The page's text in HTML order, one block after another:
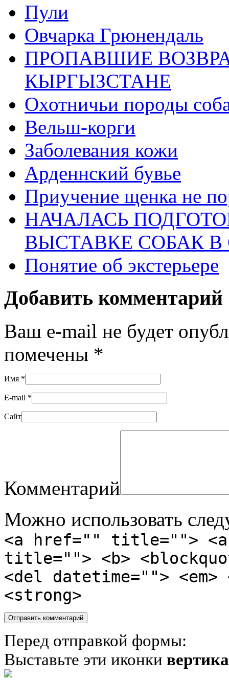
Пули
Овчарка Грюнендаль
ПРОПАВШИЕ
КЫРГЫЗСТАНЕ
Охотничьи породы
Вельш-корги
Заболевания кожи
Арденнский бувье
Приучение щенка не
НАЧАЛАСЬ
ВЫСТАВКЕ СОБАК
Понятие об экстерьере
Добавить комментарий
Ваш e-mail не будет
помечены *
Имя *
E-mail *
Сайт
Комментарий
Можно использовать
<a href="" title="">
title=""> <b>
<del datetime="">
<strong>
Перед отправкой формы:
Выставьте эти иконки